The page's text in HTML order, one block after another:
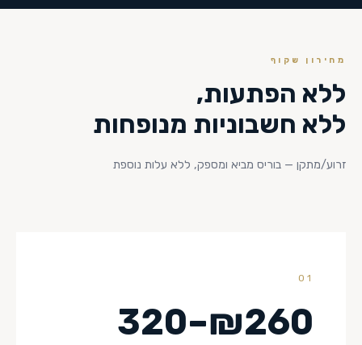
מחירון שקוף
ללא הפתעות,
ללא חשבוניות מנופחות
זרוע/מתקן — בוריס מביא ומספק, ללא עלות נוספת
01
₪260–320